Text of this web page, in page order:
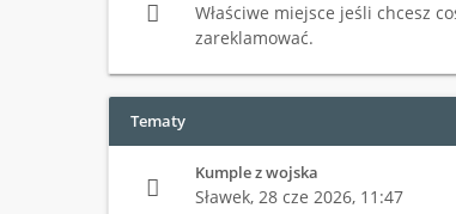
Właściwe miejsce jeśli chcesz
zareklamować.
Tematy
Kumple z wojska
Sławek, 28 cze 2026, 11:47